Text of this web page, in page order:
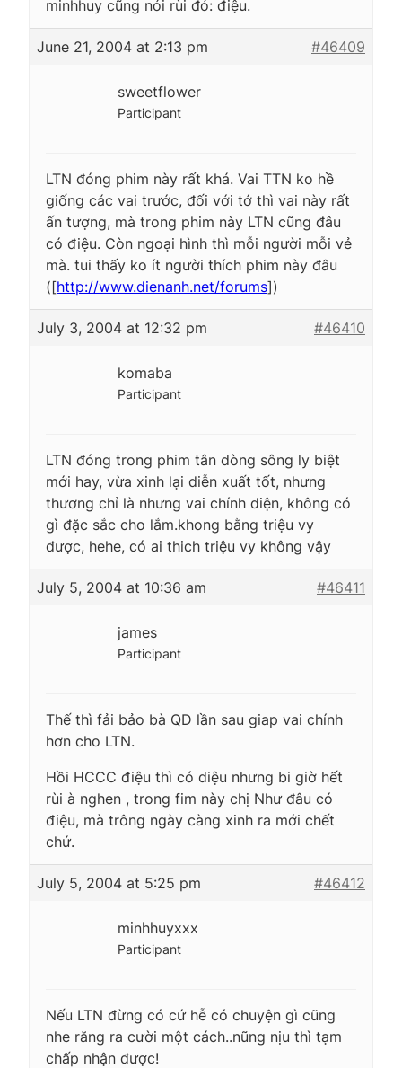
minhhuy cũng nói rùi đó: điệu.
June 21, 2004 at 2:13 pm #46409
sweetflower
Participant
LTN đóng phim này rất khá. Vai TTN ko hề
giống các vai trước, đối với tớ thì vai này rất
ấn tượng, mà trong phim này LTN cũng đâu
có điệu. Còn ngoại hình thì mỗi người mỗi vẻ
mà. tui thấy ko ít người thích phim này đâu
([http://www.dienanh.net/forums])
July 3, 2004 at 12:32 pm #46410
komaba
Participant
LTN đóng trong phim tân dòng sông ly biệt
mới hay, vừa xinh lại diễn xuất tốt, nhưng
thương chỉ là nhưng vai chính diện, không có
gì đặc sắc cho lắm.khong bằng triệu vy
được, hehe, có ai thich triệu vy không vậy
July 5, 2004 at 10:36 am #46411
james
Participant
Thế thì fải bảo bà QD lần sau giap vai chính
hơn cho LTN.
Hồi HCCC điệu thì có diệu nhưng bi giờ hết
rùi à nghen , trong fim này chị Như đâu có
điệu, mà trông ngày càng xinh ra mới chết
chứ.
July 5, 2004 at 5:25 pm #46412
minhhuyxxx
Participant
Nếu LTN đừng có cứ hễ có chuyện gì cũng
nhe răng ra cười một cách..nũng nịu thì tạm
chấp nhận được!